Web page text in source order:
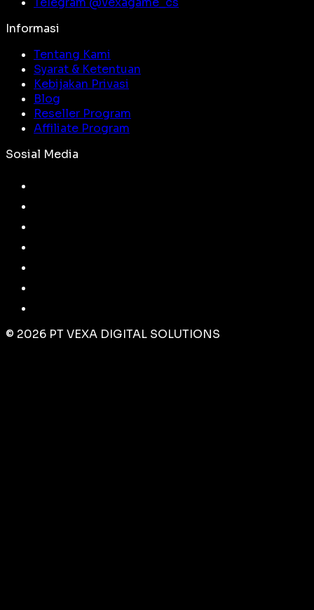
Informasi
Tentang Kami
Syarat & Ketentuan
Kebijakan Privasi
Blog
Reseller Program
Affiliate Program
Sosial Media
© 2026 PT VEXA DIGITAL SOLUTIONS